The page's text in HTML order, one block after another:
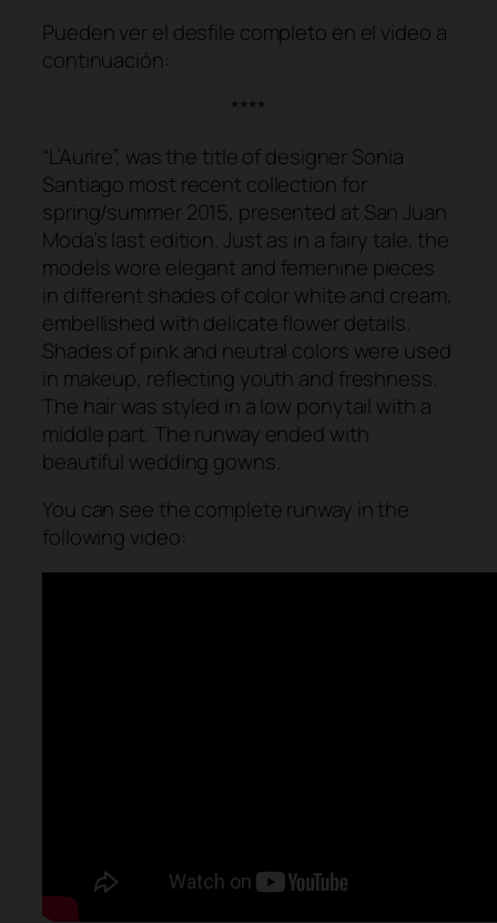
Pueden ver el desfile completo en el video a
continuación:
****
“L’Aurire”, was the title of designer Sonia
Santiago most recent collection for
spring/summer 2015, presented at San Juan
Moda’s last edition. Just as in a fairy tale, the
models wore elegant and femenine pieces
in different shades of color white and cream,
embellished with delicate flower details.
Shades of pink and neutral colors were used
in makeup, reflecting youth and freshness.
The hair was styled in a low ponytail with a
middle part. The runway ended with
beautiful wedding gowns.
You can see the complete runway in the
following video: